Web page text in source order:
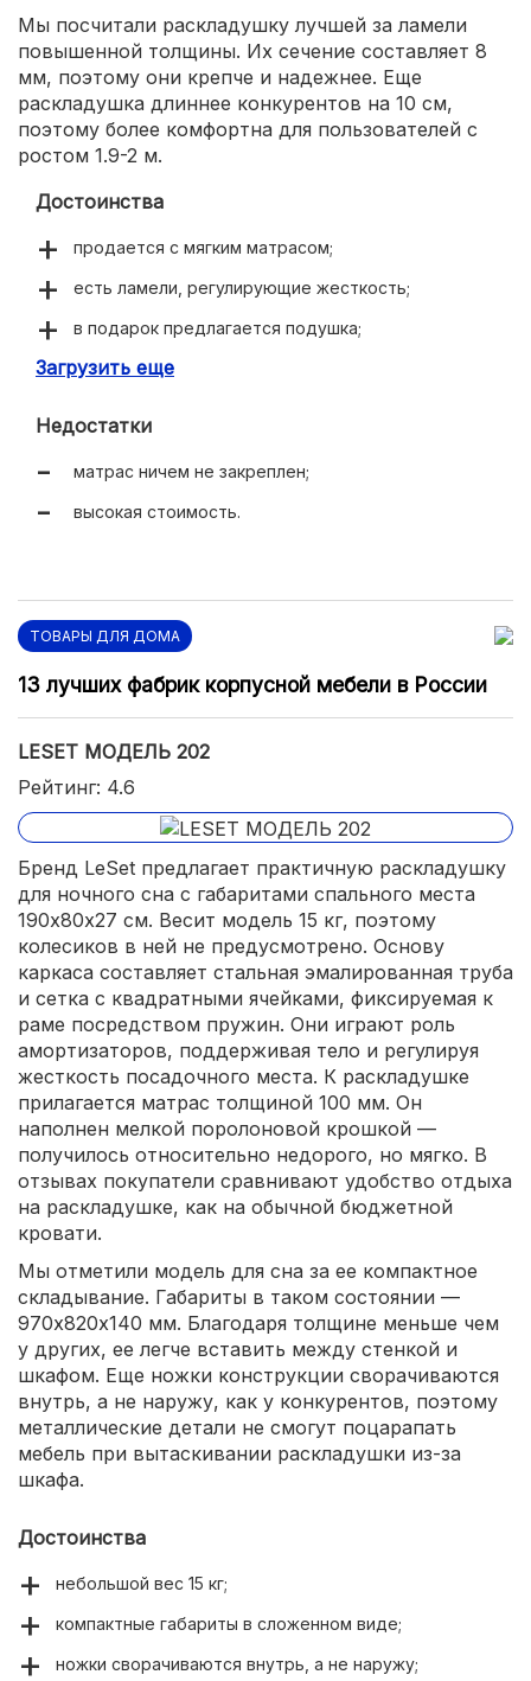
Мы посчитали раскладушку лучшей за ламели
повышенной толщины. Их сечение составляет 8
мм, поэтому они крепче и надежнее. Еще
раскладушка длиннее конкурентов на 10 см,
поэтому более комфортна для пользователей с
ростом 1.9-2 м.
Достоинства
продается с мягким матрасом;
есть ламели, регулирующие жесткость;
в подарок предлагается подушка;
каркас из стальной трубы с сечением стенки 1.5
Загрузить еще
Недостатки
матрас ничем не закреплен;
высокая стоимость.
ТОВАРЫ ДЛЯ ДОМА
13 лучших фабрик корпусной мебели в России
LESET МОДЕЛЬ 202
Рейтинг: 4.6
Бренд LeSet предлагает практичную раскладушку
для ночного сна с габаритами спального места
190х80х27 см. Весит модель 15 кг, поэтому
колесиков в ней не предусмотрено. Основу
каркаса составляет стальная эмалированная труба
и сетка с квадратными ячейками, фиксируемая к
раме посредством пружин. Они играют роль
амортизаторов, поддерживая тело и регулируя
жесткость посадочного места. К раскладушке
прилагается матрас толщиной 100 мм. Он
наполнен мелкой поролоновой крошкой —
получилось относительно недорого, но мягко. В
отзывах покупатели сравнивают удобство отдыха
на раскладушке, как на обычной бюджетной
кровати.
Мы отметили модель для сна за ее компактное
складывание. Габариты в таком состоянии —
970х820х140 мм. Благодаря толщине меньше чем
у других, ее легче вставить между стенкой и
шкафом. Еще ножки конструкции сворачиваются
внутрь, а не наружу, как у конкурентов, поэтому
металлические детали не смогут поцарапать
мебель при вытаскивании раскладушки из-за
шкафа.
Достоинства
небольшой вес 15 кг;
компактные габариты в сложенном виде;
ножки сворачиваются внутрь, а не наружу;